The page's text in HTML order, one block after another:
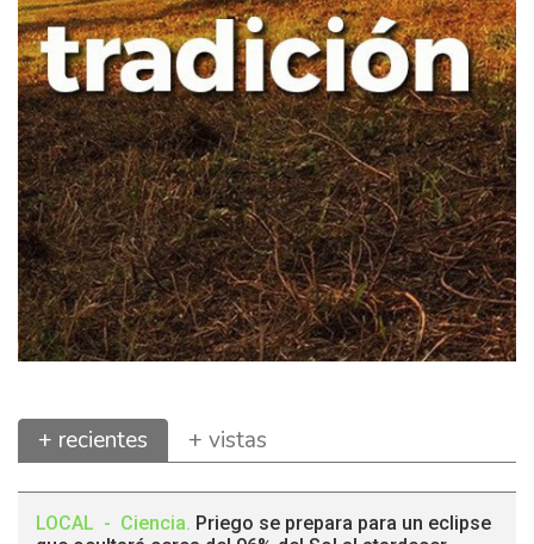
+ recientes + vistas
LOCAL - Ciencia. Priego se prepara para un eclipse